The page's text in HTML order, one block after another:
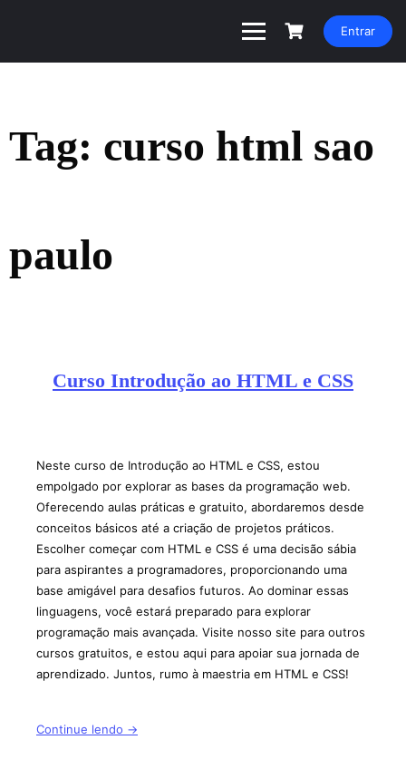
Entrar
Tag: curso html sao
paulo
Curso Introdução ao HTML e CSS
Neste curso de Introdução ao HTML e CSS, estou
empolgado por explorar as bases da programação web.
Oferecendo aulas práticas e gratuito, abordaremos desde
conceitos básicos até a criação de projetos práticos.
Escolher começar com HTML e CSS é uma decisão sábia
para aspirantes a programadores, proporcionando uma
base amigável para desafios futuros. Ao dominar essas
linguagens, você estará preparado para explorar
programação mais avançada. Visite nosso site para outros
cursos gratuitos, e estou aqui para apoiar sua jornada de
aprendizado. Juntos, rumo à maestria em HTML e CSS!
Continue lendo →